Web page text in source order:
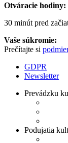
Otváracie hodiny:
30 minút pred
Vaše súkromie:
Prečítajte si
GDPR
Newsletter
Prevádzku
Podujatia